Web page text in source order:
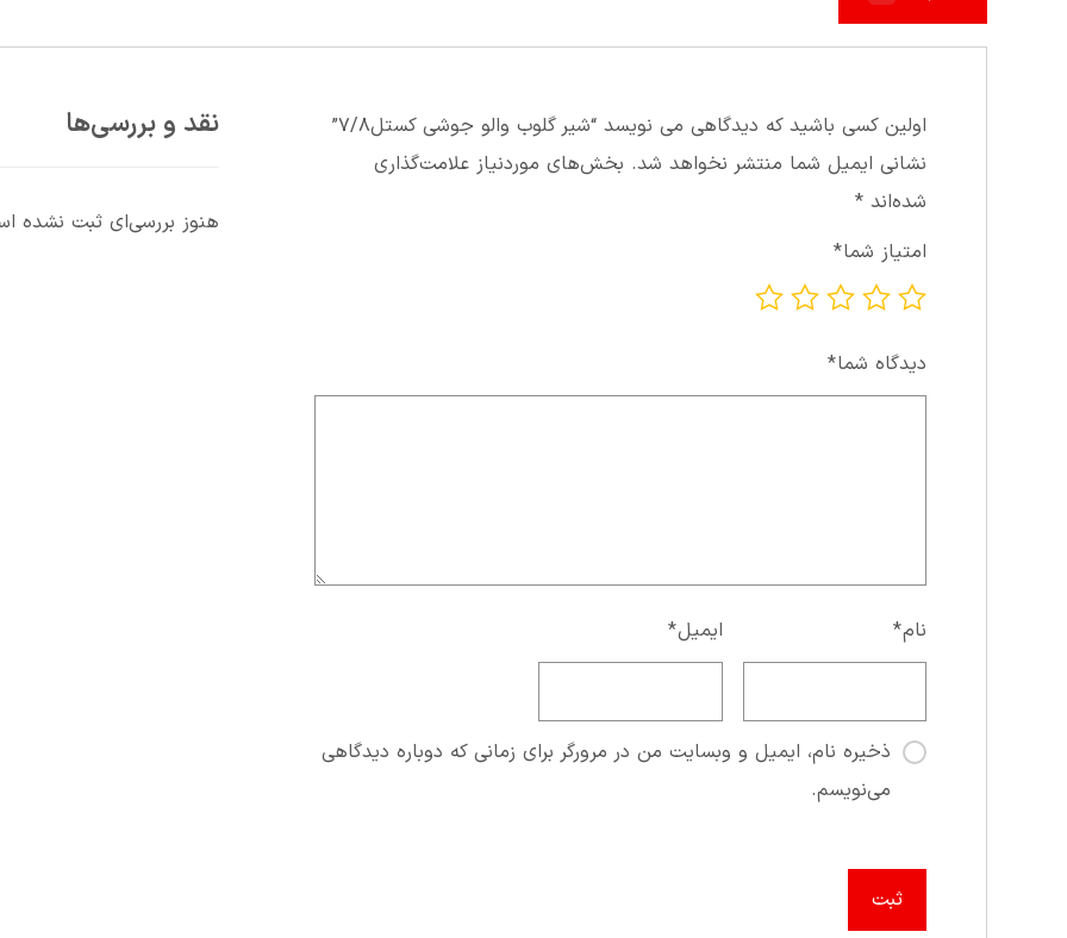
نقد و بررسی‌ها
هنوز بررسی‌ای ثبت نشده
اولین کسی باشید که دیدگاهی می نویسد “شير گلوب والو جوشي کستل۷/۸”
نشانی ایمیل شما منتشر نخواهد شد. بخش‌های موردنیاز علامت‌گذاری
شده‌اند*
امتیاز شما*
دیدگاه شما*
نام* ایمیل*
ذخیره نام، ایمیل و وبسایت من در مرورگر برای زمانی که دوباره دیدگاهی
می‌نویسم.